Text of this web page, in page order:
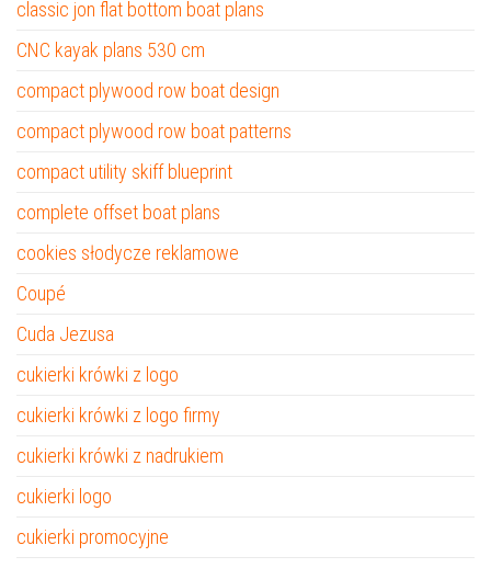
classic jon flat bottom boat plans
CNC kayak plans 530 cm
compact plywood row boat design
compact plywood row boat patterns
compact utility skiff blueprint
complete offset boat plans
cookies słodycze reklamowe
Coupé
Cuda Jezusa
cukierki krówki z logo
cukierki krówki z logo firmy
cukierki krówki z nadrukiem
cukierki logo
cukierki promocyjne